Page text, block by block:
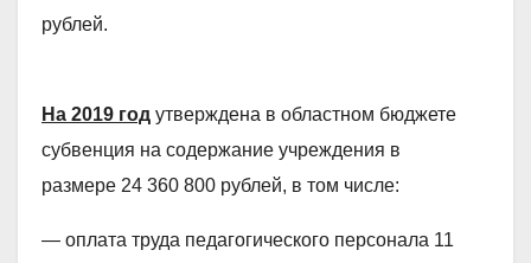
рублей.
На 2019 год утверждена в областном бюджете
субвенция на содержание учреждения в
размере 24 360 800 рублей, в том числе:
— оплата труда педагогического персонала 11